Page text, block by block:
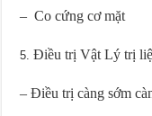
– Co cứng cơ mặt
Điều trị Vật Lý trị
– Điều trị càng sớm